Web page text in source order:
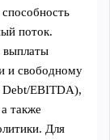
поток.
выплаты
и свободному
Debt/EBITDA),
также
Для